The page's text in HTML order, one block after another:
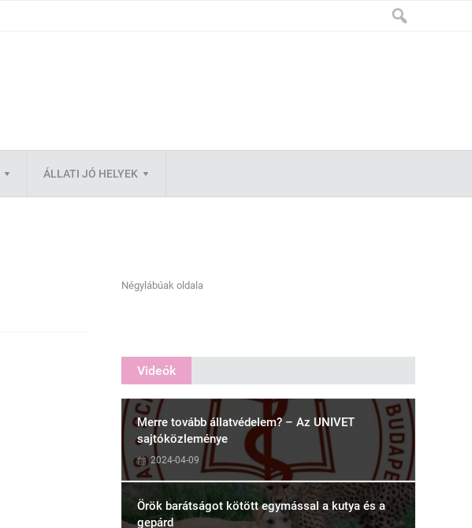
ÁLLATI JÓ HELYEK
Négylábúak oldala
Videók
Merre tovább állatvédelem? – Az UNIVET
sajtóközleménye
2024-04-09
Örök barátságot kötött egymással a kutya és a
gepárd